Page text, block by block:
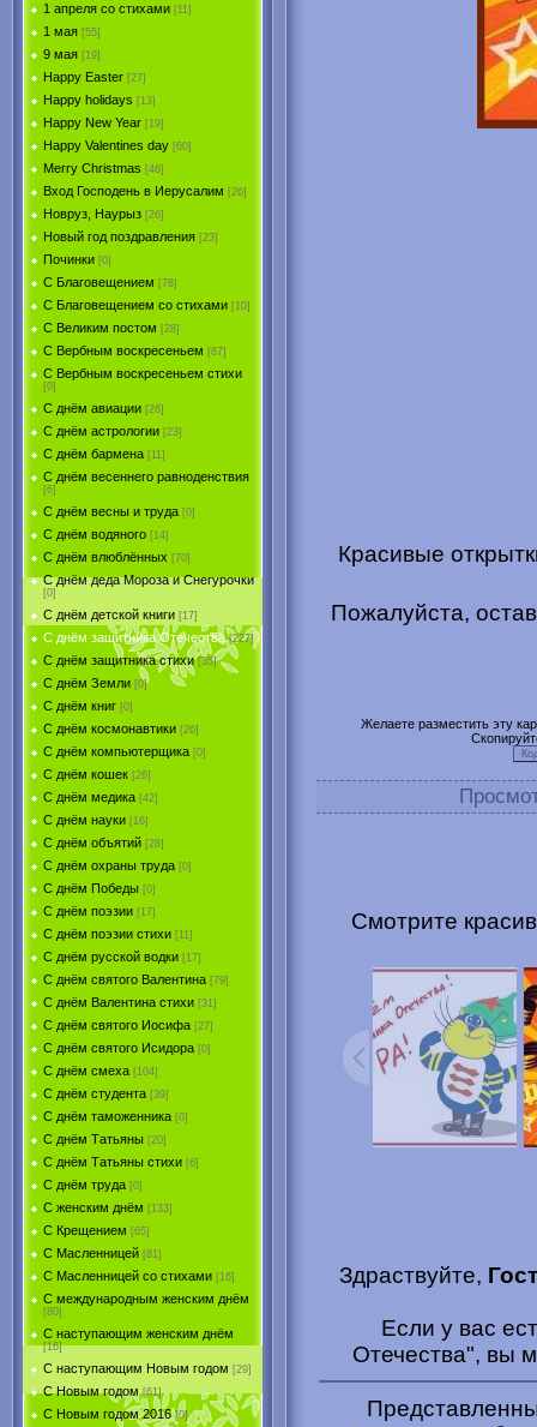
1 апреля со стихами [11]
1 мая [55]
9 мая [19]
Happy Easter [27]
Happy holidays [13]
Happy New Year [19]
Happy Valentines day [60]
Merry Christmas [46]
Вход Господень в Иерусалим [26]
Новруз, Наурыз [26]
Новый год поздравления [23]
Починки [0]
С Благовещением [78]
С Благовещением со стихами [10]
С Великим постом [28]
С Вербным воскресеньем [87]
С Вербным воскресеньем стихи
[0]
С днём авиации [26]
С днём астрологии [23]
С днём бармена [11]
С днём весеннего равноденствия
[6]
С днём весны и труда [0]
С днём водяного [14]
С днём влюблённых [70]
С днём деда Мороза и Снегурочки
[0]
С днём детской книги [17]
С днём защитника Отечества [227]
С днём защитника стихи [35]
С днём Земли [0]
С днём книг [0]
С днём космонавтики [26]
С днём компьютерщика [0]
С днём кошек [26]
С днём медика [42]
С днём науки [16]
С днём объятий [28]
С днём охраны труда [0]
С днём Победы [0]
С днём поэзии [17]
С днём поэзии стихи [11]
С днём русской водки [17]
С днём святого Валентина [79]
С днём Валентина стихи [31]
С днём святого Иосифа [27]
С днём святого Исидора [0]
С днём смеха [104]
С днём студента [39]
С днём таможенника [0]
С днём Татьяны [20]
С днём Татьяны стихи [6]
С днём труда [0]
С женским днём [133]
С Крещением [65]
С Масленницей [81]
С Масленницей со стихами [16]
С международным женским днём
[80]
С наступающим женским днём
[16]
С наступающим Новым годом [29]
С Новым годом [61]
С Новым годом 2016 [0]
Красивые
Пожалуйста,
Желаете разместить эту
Смотрите
Здраствуйте,
Если у вас
Отечества", вы